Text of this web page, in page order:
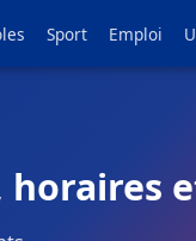
Sport Emploi
horaires